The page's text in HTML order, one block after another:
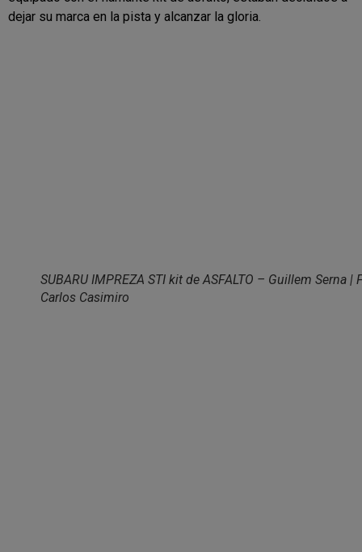
dejar su marca en la pista y alcanzar la gloria.
SUBARU IMPREZA STI kit de ASFALTO – Guillem Serna |
Carlos Casimiro